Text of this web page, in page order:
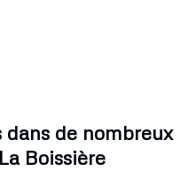
dans de nombreux
Boissière